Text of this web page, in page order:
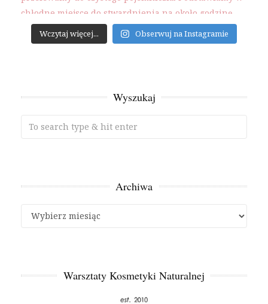
Wczytaj więcej... Obserwuj na Instagramie
Wyszukaj
Archiwa
Archiwa
Warsztaty Kosmetyki Naturalnej